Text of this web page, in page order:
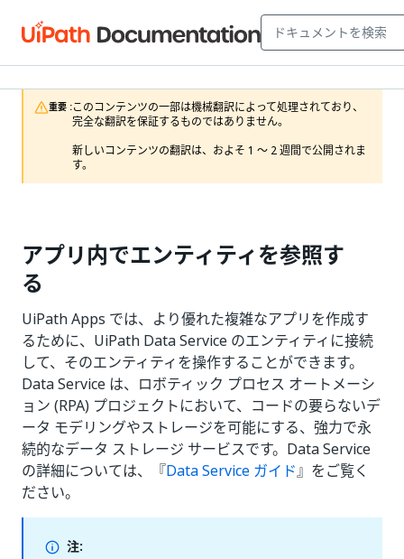
重要 :このコンテンツの一部は機械翻訳によって処理されており、
完全な翻訳を保証するものではありません。
新しいコンテンツの翻訳は、およそ 1 ～ 2 週間で公開されま
す。
アプリ内でエンティティを参照す
る
UiPath Apps では、より優れた複雑なアプリを作成す
るために、UiPath Data Service のエンティティに接続
して、そのエンティティを操作することができます。
Data Service は、ロボティック プロセス オートメーシ
ョン (RPA) プロジェクトにおいて、コードの要らないデ
ータ モデリングやストレージを可能にする、強力で永
続的なデータ ストレージ サービスです。Data Service
の詳細については、『Data Service ガイド』をご覧く
ださい。
注: